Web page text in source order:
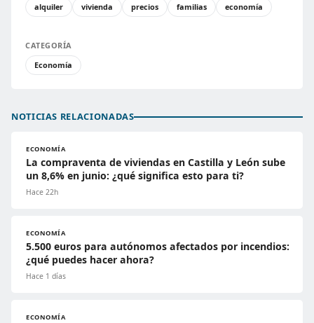
alquiler
vivienda precios familias economía
CATEGORÍA
Economía
NOTICIAS RELACIONADAS
ECONOMÍA
La compraventa de viviendas en Castilla y León sube
un 8,6% en junio: ¿qué significa esto para ti?
Hace 22h
ECONOMÍA
5.500 euros para autónomos afectados por incendios:
¿qué puedes hacer ahora?
Hace 1 días
ECONOMÍA